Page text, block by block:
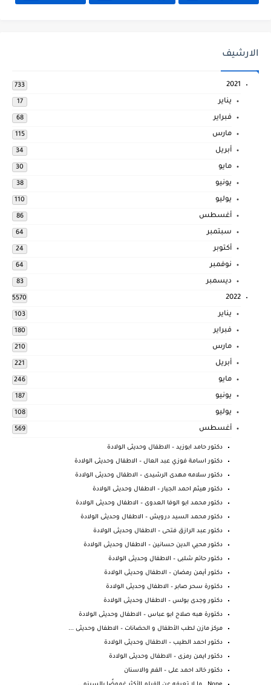
الارشيف
2021
733
يناير 17
فبراير 68
مارس 115
أبريل 34
مايو 30
يونيو 38
يوليو 110
أغسطس 86
سبتمبر 64
أكتوبر 24
نوفمبر 64
ديسمبر 83
2022
5570
يناير 103
فبراير 180
مارس 210
أبريل 221
مايو 246
يونيو 187
يوليو 108
أغسطس 569
دكتور حامد ابوزيد – الاطفال وحديثى الولادة
دكتور اسامة فوزي عبد العال – الاطفال وحديثى الولادة
دكتور سلامه مهدى الرشيدى – الاطفال وحديثى الولادة
دكتور هيثم احمد الجيار – الاطفال وحديثى الولادة
دكتور محمد ابو الوفا العدوى – الاطفال وحديثى الولادة
دكتور محمد السيد درويش – الاطفال وحديثى الولادة
دكتور عبد الرازق فتحى – الاطفال وحديثى الولادة
دكتور محيي الدين حسانين – الاطفال وحديثى الولادة
دكتور حاتم شلبى – الاطفال وحديثى الولادة
دكتور أيمن رمضان – الاطفال وحديثى الولادة
دكتورة سحر صابر – الاطفال وحديثى الولادة
دكتور وجدى بولس – الاطفال وحديثى الولادة
دكتورة هبه صلاح ابو عباس – الاطفال وحديثى الولادة
مركز مازن لطب الأطفال و الحضانات – الاطفال وحديثى ...
دكتور احمد الطيب – الاطفال وحديثى الولادة
دكتور ايمن رمزى – الاطفال وحديثى الولادة
دكتور خالد احمد على – الفم والاسنان